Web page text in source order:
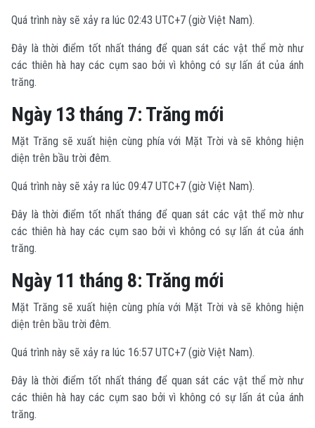
Quá trình này sẽ xảy ra lúc 02:43 UTC+7 (giờ Việt Nam).
Đây là thời điểm tốt nhất tháng để quan sát các vật thể mờ như
các thiên hà hay các cụm sao bởi vì không có sự lấn át của ánh
trăng.
Ngày 13 tháng 7: Trăng mới
Mặt Trăng sẽ xuất hiện cùng phía với Mặt Trời và sẽ không hiện
diện trên bầu trời đêm.
Quá trình này sẽ xảy ra lúc 09:47 UTC+7 (giờ Việt Nam).
Đây là thời điểm tốt nhất tháng để quan sát các vật thể mờ như
các thiên hà hay các cụm sao bởi vì không có sự lấn át của ánh
trăng.
Ngày 11 tháng 8: Trăng mới
Mặt Trăng sẽ xuất hiện cùng phía với Mặt Trời và sẽ không hiện
diện trên bầu trời đêm.
Quá trình này sẽ xảy ra lúc 16:57 UTC+7 (giờ Việt Nam).
Đây là thời điểm tốt nhất tháng để quan sát các vật thể mờ như
các thiên hà hay các cụm sao bởi vì không có sự lấn át của ánh
trăng.